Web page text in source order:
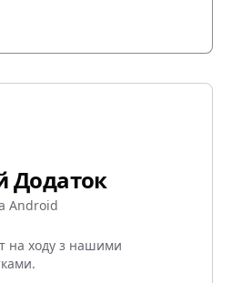
Додаток
Android
на ходу з нашими